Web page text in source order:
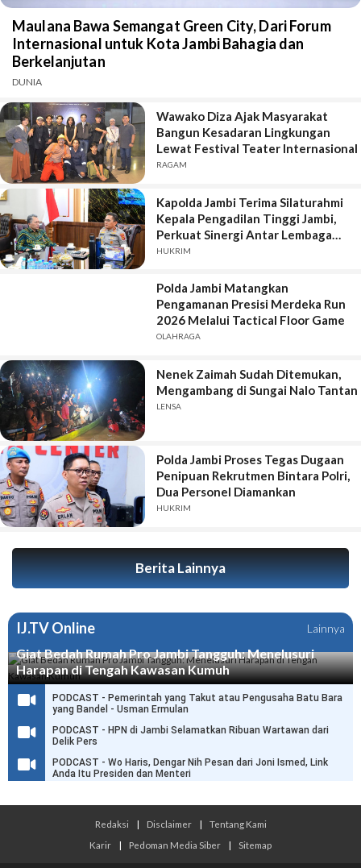
Maulana Bawa Semangat Green City, Dari Forum
Internasional untuk Kota Jambi Bahagia dan
Berkelanjutan
DUNIA
Wawako Diza Ajak Masyarakat
Bangun Kesadaran Lingkungan
Lewat Festival Teater Internasional
RAGAM
Kapolda Jambi Terima Silaturahmi
Kepala Pengadilan Tinggi Jambi,
Perkuat Sinergi Antar Lembaga
Penegak Hukum
HUKRIM
Polda Jambi Matangkan
Pengamanan Presisi Merdeka Run
2026 Melalui Tactical Floor Game
OLAHRAGA
Nenek Zaimah Sudah Ditemukan,
Mengambang di Sungai Nalo Tantan
LENSA
Polda Jambi Proses Tegas Dugaan
Penipuan Rekrutmen Bintara Polri,
Dua Personel Diamankan
HUKRIM
Berita Lainnya
IJ.TV Online Lainnya
Giat Bedah Rumah Pro Jambi Tangguh: Menelusuri
Harapan di Tengah Kawasan Kumuh
PODCAST - Pemerintah yang Takut atau Pengusaha Batu Bara
yang Bandel - Usman Ermulan
PODCAST - HPN di Jambi Selamatkan Ribuan Wartawan dari
Delik Pers
PODCAST - Wo Haris, Dengar Nih Pesan dari Joni Ismed, Link
Anda Itu Presiden dan Menteri
Redaksi | Disclaimer |
Tentang Kami
Karir
| Pedoman Media Siber | Sitemap